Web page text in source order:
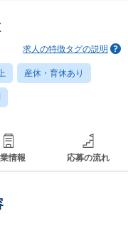
求人の特徴タグの説明
産休・育休あり
情報 応募の流れ